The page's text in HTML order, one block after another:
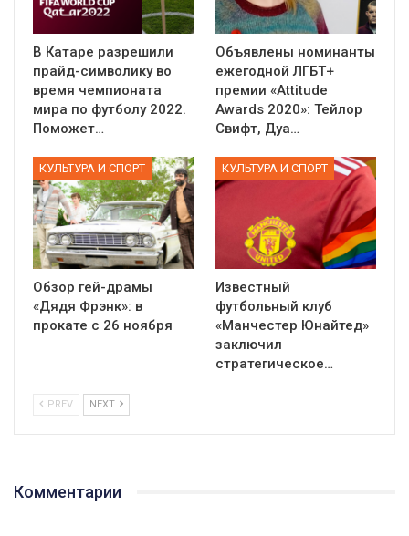
В Катаре разрешили
прайд-символику во
время чемпионата
мира по футболу 2022.
Поможет…
Объявлены номинанты
ежегодной ЛГБТ+
премии «Attitude
Awards 2020»: Тейлор
Свифт, Дуа…
КУЛЬТУРА И СПОРТ
Обзор гей-драмы
«Дядя Фрэнк»: в
прокате с 26 ноября
КУЛЬТУРА И СПОРТ
Известный
футбольный клуб
«Манчестер Юнайтед»
заключил
стратегическое…
PREV NEXT
Комментарии